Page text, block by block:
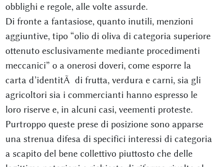
obblighi e regole, alle volte assurde.
Di fronte a fantasiose, quanto inutili, menzioni
aggiuntive, tipo “olio di oliva di categoria superiore
ottenuto esclusivamente mediante procedimenti
meccanici” o a onerosi doveri, come esporre la
carta d’identitÃ di frutta, verdura e carni, sia gli
agricoltori sia i commercianti hanno espresso le
loro riserve e, in alcuni casi, veementi proteste.
Purtroppo queste prese di posizione sono apparse
una strenua difesa di specifici interessi di categoria
a scapito del bene collettivo piuttosto che delle